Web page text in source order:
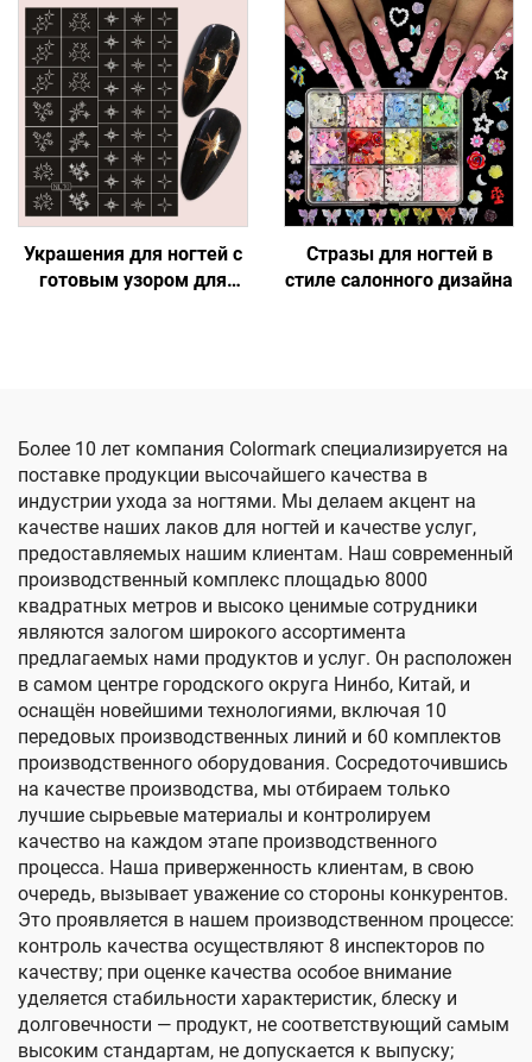
Украшения для ногтей с
готовым узором для
Стразы для ногтей в
стиле салонного дизайна
Более 10 лет компания Colormark специализируется на
поставке продукции высочайшего качества в
индустрии ухода за ногтями. Мы делаем акцент на
качестве наших лаков для ногтей и качестве услуг,
предоставляемых нашим клиентам. Наш современный
производственный комплекс площадью 8000
квадратных метров и высоко ценимые сотрудники
являются залогом широкого ассортимента
предлагаемых нами продуктов и услуг. Он расположен
в самом центре городского округа Нинбо, Китай, и
оснащён новейшими технологиями, включая 10
передовых производственных линий и 60 комплектов
производственного оборудования. Сосредоточившись
на качестве производства, мы отбираем только
лучшие сырьевые материалы и контролируем
качество на каждом этапе производственного
процесса. Наша приверженность клиентам, в свою
очередь, вызывает уважение со стороны конкурентов.
Это проявляется в нашем производственном процессе:
контроль качества осуществляют 8 инспекторов по
качеству; при оценке качества особое внимание
уделяется стабильности характеристик, блеску и
долговечности — продукт, не соответствующий самым
высоким стандартам, не допускается к выпуску;